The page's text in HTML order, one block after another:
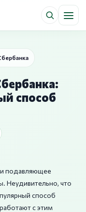
способ
подавляющее
Неудивительно, что
способ
с этим